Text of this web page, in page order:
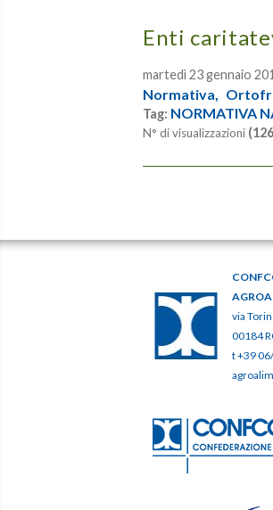
Enti
martedì 23 gennaio
Normativa,
Tag: NORMATIVA
N° di visualizzazioni
via
00184
t +39